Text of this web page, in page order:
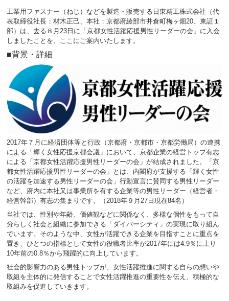
工業用ファスナー（ねじ）などを製造・販売する日東精工株式会社（代
表取締役社長：材木正己、本社：京都府綾部市井倉町梅ヶ畑20、東証１
部）は、去る８月23日に「京都女性活躍応援男性リーダーの会」に入会
しましたことを、ここにご案内いたします。
■背景・詳細
2017年７月に経済団体等と行政（京都府・京都市・京都労働局）の連携
による「輝く女性応援京都会議」において、京都企業の経営トップ有志
による「京都女性活躍応援男性リーダーの会」が結成されました。「京
都女性活躍応援男性リーダーの会」とは、内閣府が支援する「輝く女性
の活躍を加速する男性リーダーの会」行動宣言に賛同する男性リーダー
など、府内に本社又は事業所を有する企業等の男性リーダー（経営者・
経営幹部）有志の集まりです。（2018年９月27日現在84名）
当社では、性別や年齢、価値観などに関係なく、多様な個性をもって自
分らしく社会と組織に参加できる「ダイバーシティ」の実現に取り組ん
でいます。そのような中、女性が活躍できる企業を目指すことに重点を
置き、ひとつの指標として女性の役職者比率が2017年には4.9％に上り
10年前の0.8％から飛躍的に向上しています。
社会的影響力のある男性トップが、女性活躍推進に関する自らの想いや
取組を主体的に発信することで女性活躍推進の重要性を伝え、積極的な
取組みを促進していきます。